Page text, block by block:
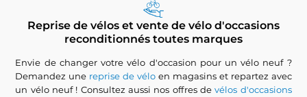
Reprise de vélos et vente de vélo d'occasions
reconditionnés toutes marques
Envie de changer votre vélo d'occasion pour un vélo neuf ?
Demandez une reprise de vélo en magasins et repartez avec
un vélo neuf ! Consultez aussi nos offres devélos d'occasions